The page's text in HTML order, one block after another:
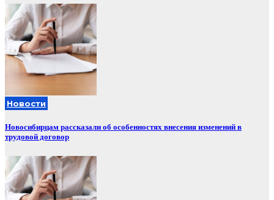
Новости
Новосибирцам рассказали об особенностях внесения изменений в
трудовой договор